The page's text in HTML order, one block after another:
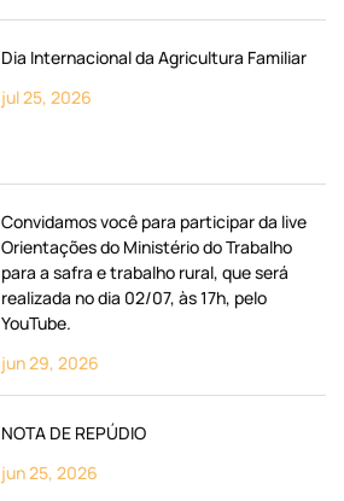
Dia Internacional da Agricultura Familiar
jul 25, 2026
Convidamos você para participar da live
Orientações do Ministério do Trabalho
para a safra e trabalho rural, que será
realizada no dia 02/07, às 17h, pelo
YouTube.
jun 29, 2026
NOTA DE REPÚDIO
jun 25, 2026